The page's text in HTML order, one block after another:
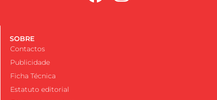
SOBRE
Contactos
Publicidade
Ficha Técnica
Estatuto editorial